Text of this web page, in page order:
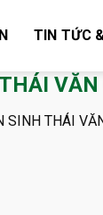
TIN TỨC
VĂN
THÁI